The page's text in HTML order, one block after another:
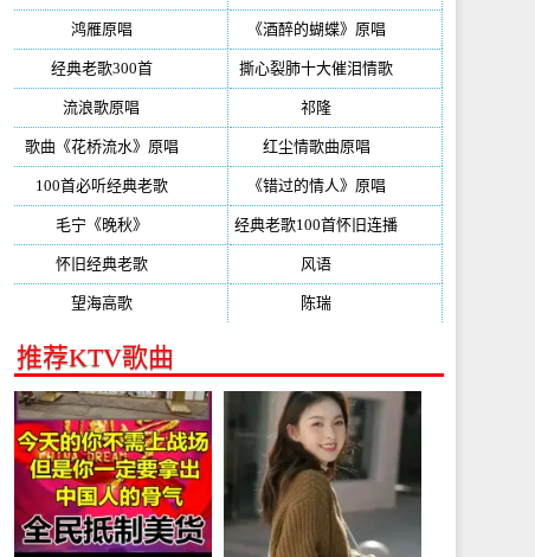
鸿雁原唱 《酒醉的蝴蝶》原唱
经典老歌300首(203) 撕心裂肺十大催泪情歌
流浪歌原唱 祁隆
歌曲《花桥流水》原唱 红尘情歌曲原唱
100首必听经典老歌(150) 《错过的情人》原唱
毛宁《晚秋》 经典老歌100首怀旧连播
怀旧经典老歌(133) 风语
望海高歌(131) 陈瑞
推荐KTV歌曲